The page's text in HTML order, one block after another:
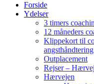
Forside
Ydelser
3 timers
12 måneders
Klippekort til
angsthåndtering
Outplacement
Rejser –
Hærvejen